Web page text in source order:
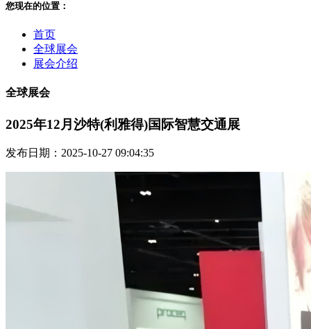
您现在的位置：
首页
全球展会
展会介绍
全球展会
2025年12月沙特(利雅得)国际智慧交通展
发布日期：2025-10-27 09:04:35